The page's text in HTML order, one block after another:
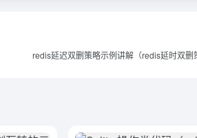
redis延迟双删策略示例讲解（redis延时双删